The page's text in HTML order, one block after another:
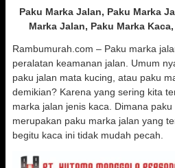
Paku Marka Jalan, Paku Marka
Marka Jalan, Paku Marka
Rambumurah.com – Paku marka
peralatan keamanan jalan. Umum
paku jalan mata kucing, atau paku
demikian? Karena yang sering kita
marka jalan jenis kaca. Dimana
merupakan paku marka jalan yang
begitu kaca ini tidak mudah pecah.